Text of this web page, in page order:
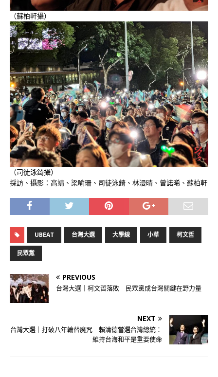
（蘇柏軒攝）
（司徒泳錡攝）
採訪、攝影：高靖、梁喻珊、司徒泳錡、林漫晴、曾諾晞、蘇柏軒
UBEAT 台灣大選 大學線 小草 柯文哲
民眾黨
PREVIOUS
台灣大選｜柯文哲落敗 民眾黨成台灣關鍵在野力量
NEXT
台灣大選｜打破八年輪替魔咒 賴清德當選台灣總統：
維持台海和平是重要使命